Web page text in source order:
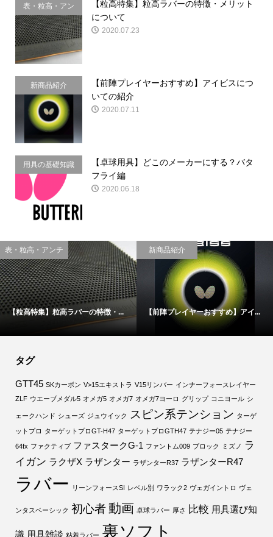
表・粒高・アン
チ
【粒高特集】粒高ラバーの特徴・メリット
について
2020.07.23
新商品紹介
【前陣プレイヤーおすすめ】アイビスにつ
いての紹介
2020.07.11
用具の基礎知識
【卓球用具】どこのメーカーにする？バタ
フライ編
2020.06.18
表・粒高・アンチ
【粒高特集】粒高ラバーの特徴・...
新商品紹介
【前陣プレイヤーおすすめ】アイ...
タグ
GTT45 SKカーボン V>15エキストラ V15リンバー インナーフォースレイヤー
ZLF ウエーブメダル5 オメガ5 オメガ7 オメガ7ヨーロ グリップ コニヨール シ
ェークハンド シューズ ジュウイック スピン系テンション ターゲ
ットプロ ターゲットプロGT-H47 ターゲットプロGTH47 テナジー05 テナジー
64fx ファクティブ ファスタークG-1 ファントム009 ブロック ミズノ ラ
イガン ラクザX ラザンター ラザンターR37 ラザンターR47
ラバー リーンフォースSI レベル別 ワラック2 ヴェガイントロ ヴェ
ンタスベーシック 初心者動画 卓球ラバー 厚さ 比較 用具選び知
識 用具雑談 粘着ラバー 裏ソフト